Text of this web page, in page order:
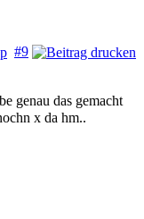
#9
genau das gemacht
x da hm..